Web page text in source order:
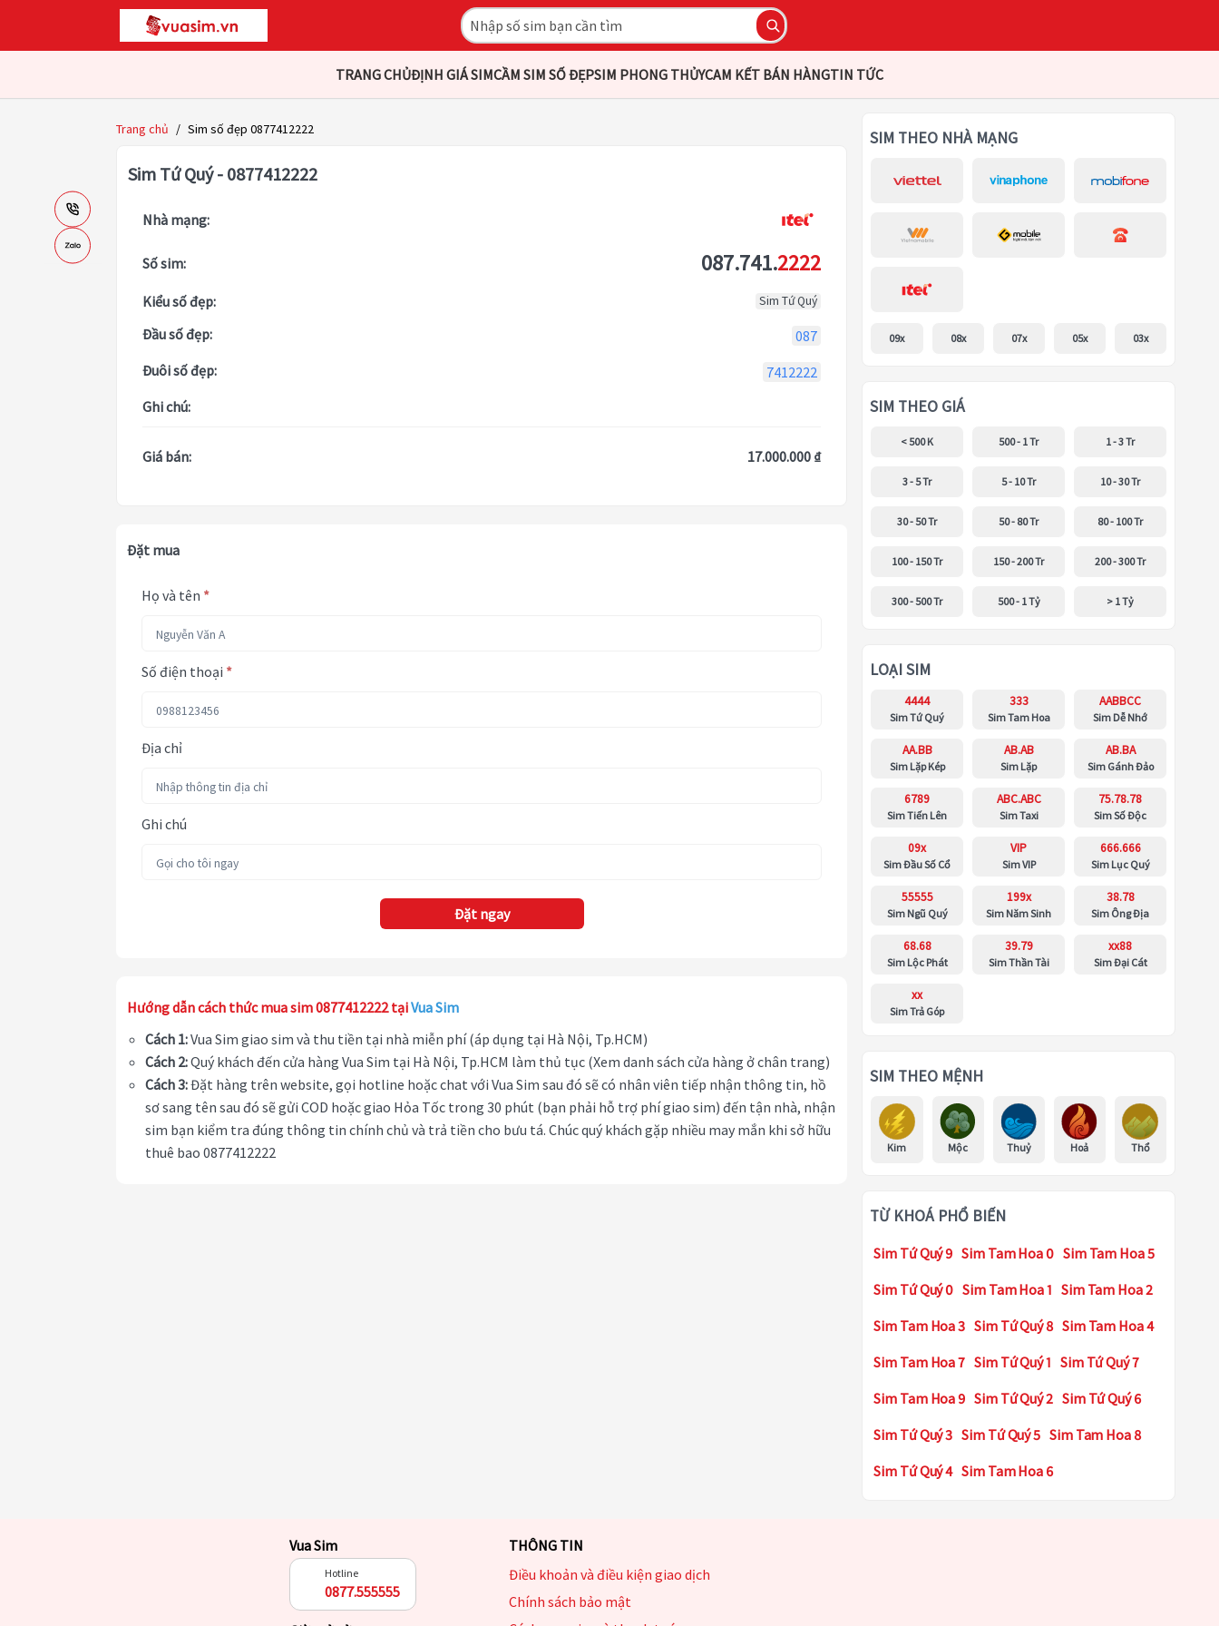
TRANG CHỦĐỊNH GIÁ SIMCẦM SIM SỐ ĐẸPSIM PHONG THỦYCAM KẾT BÁN HÀNGTIN TỨC
Trang chủ / Sim số đẹp 0877412222
Sim Tứ Quý - 0877412222
Nhà mạng:
Số sim: 087.741.2222
Kiểu số đẹp: Sim Tứ Quý
Đầu số đẹp:
087
Đuôi số đẹp:
7412222
Ghi chú:
Giá bán: 17.000.000 ₫
Đặt mua
Họ và tên *
Số điện thoại *
Địa chỉ
Ghi chú
Đặt ngay
Hướng dẫn cách thức mua sim 0877412222 tạiVua Sim
Cách 1:Vua Sim giao sim và thu tiền tại nhà miễn phí (áp dụng tại Hà Nội, Tp.HCM)
Cách 2:Quý khách đến cửa hàng Vua Sim tại Hà Nội, Tp.HCM làm thủ tục (Xem danh sách cửa hàng ở chân trang)
Cách 3:Đặt hàng trên website, gọi hotline hoặc chat với Vua Sim sau đó sẽ có nhân viên tiếp nhận thông tin, hồ
sơ sang tên sau đó sẽ gửi COD hoặc giao Hỏa Tốc trong 30 phút (bạn phải hỗ trợ phí giao sim) đến tận nhà, nhận
sim bạn kiểm tra đúng thông tin chính chủ và trả tiền cho bưu tá. Chúc quý khách gặp nhiều may mắn khi sở hữu
thuê bao 0877412222
SIM THEO NHÀ MẠNG
09x 08x 07x 05x 03x
SIM THEO GIÁ
< 500 K 500 - 1 Tr 1 - 3 Tr
3 - 5 Tr 5 - 10 Tr 10 - 30 Tr
30 - 50 Tr 50 - 80 Tr 80 - 100 Tr
100 - 150 Tr 150 - 200 Tr 200 - 300 Tr
300 - 500 Tr 500 - 1 Tỷ > 1 Tỷ
LOẠI SIM
4444
Sim Tứ Quý
333
Sim Tam Hoa
AABBCC
Sim Dễ Nhớ
AA.BB
Sim Lặp Kép
AB.AB
Sim Lặp
AB.BA
Sim Gánh Đảo
6789
Sim Tiến Lên
ABC.ABC
Sim Taxi
75.78.78
Sim Số Độc
09x
Sim Đầu Số Cổ
VIP
Sim VIP
666.666
Sim Lục Quý
55555
Sim Ngũ Quý
199x
Sim Năm Sinh
38.78
Sim Ông Địa
68.68
Sim Lộc Phát
39.79
Sim Thần Tài
xx88
Sim Đại Cát
xx
Sim Trả Góp
SIM THEO MỆNH
Kim Mộc Thuỷ Hoả Thổ
TỪ KHOÁ PHỔ BIẾN
Sim Tứ Quý 9 Sim Tam Hoa 0 Sim Tam Hoa 5
Sim Tứ Quý 0 Sim Tam Hoa 1 Sim Tam Hoa 2
Sim Tam Hoa 3 Sim Tứ Quý 8 Sim Tam Hoa 4
Sim Tam Hoa 7 Sim Tứ Quý 1 Sim Tứ Quý 7
Sim Tam Hoa 9 Sim Tứ Quý 2 Sim Tứ Quý 6
Sim Tứ Quý 3 Sim Tứ Quý 5 Sim Tam Hoa 8
Sim Tứ Quý 4 Sim Tam Hoa 6
Vua Sim
Hotline
0877.555555
THÔNG TIN
Điều khoản và điều kiện giao dịch
Chính sách bảo mật